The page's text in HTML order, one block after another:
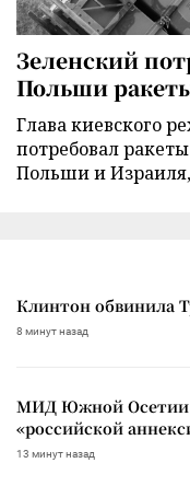
Зеленский
Польши
Глава киевского
потребовал
Польши и
Клинтон обвинила
8 минут назад
МИД Южной Осетии
«российской
13 минут назад